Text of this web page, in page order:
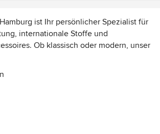
ist Ihr persönlicher Spezialist für
internationale Stoffe und
Ob klassisch oder modern, unser
an Wohngenuss und
zu kreieren. Von der
des Wohnumfelds arbeiten wir mit
Kreativität, Leidenschaft und Hingabe.
an verlässlichen Partnern,
und eigener Werkstatt werden